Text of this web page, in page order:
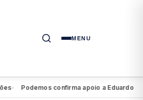
MENU
Podemos confirma apoio a Eduardo da